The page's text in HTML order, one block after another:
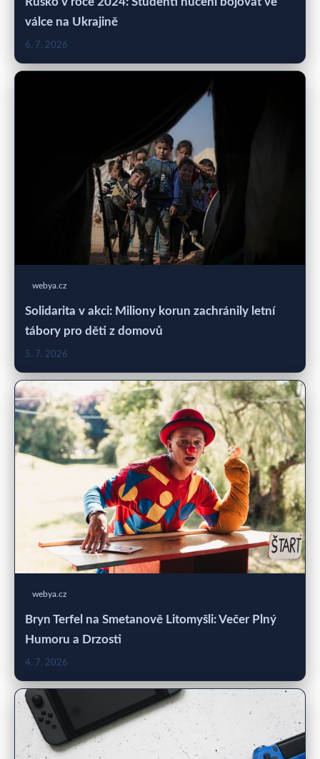
válce na Ukrajině
6. 7. 2026
webya.cz
Solidarita v akci: Miliony korun zachránily letní
tábory pro děti z domovů
5. 7. 2026
webya.cz
Bryn Terfel na Smetanově Litomyšli: Večer Plný
Humoru a Drzosti
4. 7. 2026